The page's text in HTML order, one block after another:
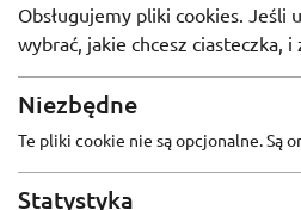
46osób użyło
Obsługujemy pliki cookies.
wybrać, jakie chcesz ciasteczka,
Niezbędne
Te pliki cookie nie są opcjonalne. Są
Statystyka